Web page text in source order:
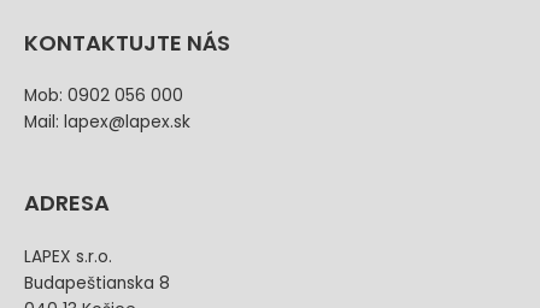
KONTAKTUJTE NÁS
Mob: 0902 056 000
Mail: lapex@lapex.sk
ADRESA
LAPEX s.r.o.
Budapeštianska 8